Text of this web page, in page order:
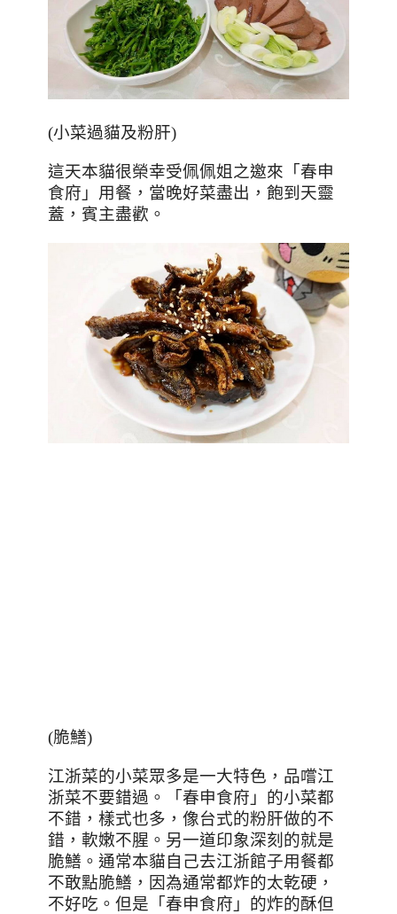
(小菜過貓及粉肝)
這天本貓很榮幸受佩佩姐之邀來「春申
食府」用餐，當晚好菜盡出，飽到天靈
蓋，賓主盡歡。
(脆鱔)
江浙菜的小菜眾多是一大特色，品嚐江
浙菜不要錯過。「春申食府」的小菜都
不錯，樣式也多，像台式的粉肝做的不
錯，軟嫩不腥。另一道印象深刻的就是
脆鱔。通常本貓自己去江浙館子用餐都
不敢點脆鱔，因為通常都炸的太乾硬，
不好吃。但是「春申食府」的炸的酥但